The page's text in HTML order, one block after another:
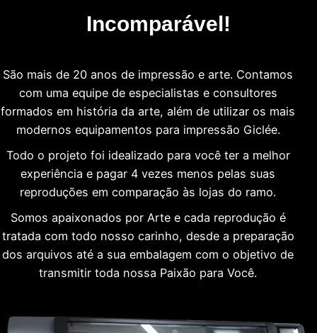
Incomparável!
São mais de 20 anos de impressão e arte. Contamos
com uma equipe de especialistas e consultores
formados em história da arte, além de utilizar os mais
modernos equipamentos para impressão Giclée.
Todo o projeto foi idealizado para você ter a melhor
experiência e pagar 4 vezes menos pelas suas
reproduções em comparação às lojas do ramo.
Somos apaixonados por Arte e cada reprodução é
tratada com todo nosso carinho, desde a preparação
dos arquivos até a sua embalagem com o objetivo de
transmitir toda nossa Paixão para Você.